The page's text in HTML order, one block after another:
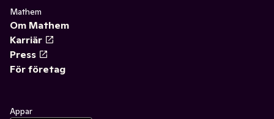
Mathem
Om Mathem
Karriär
Press
För företag
Appar